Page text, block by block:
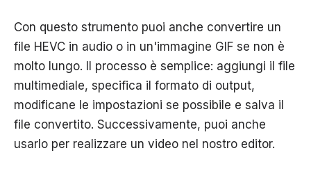
Con questo strumento puoi anche convertire un
file HEVC in audio o in un'immagine GIF se non è
molto lungo. Il processo è semplice: aggiungi il file
multimediale, specifica il formato di output,
modificane le impostazioni se possibile e salva il
file convertito. Successivamente, puoi anche
usarlo per realizzare un video nel nostro editor.